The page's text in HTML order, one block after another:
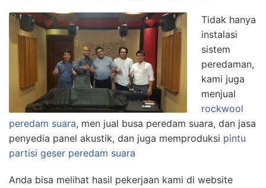
Tidak hanya
instalasi
sistem
peredaman,
kami juga
menjual
rockwool
peredam suara, men jual busa peredam suara, dan jasa
penyedia panel akustik, dan juga memproduksi pintu
partisi geser peredam suara
Anda bisa melihat hasil pekerjaan kami di website